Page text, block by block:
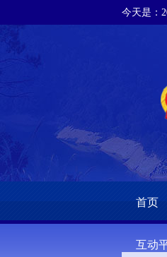
今天是：
首页
互动